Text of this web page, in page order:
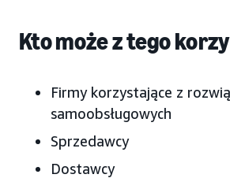
Kto może z tego
Firmy korzystające z
samoobsługowych
Sprzedawcy
Dostawcy